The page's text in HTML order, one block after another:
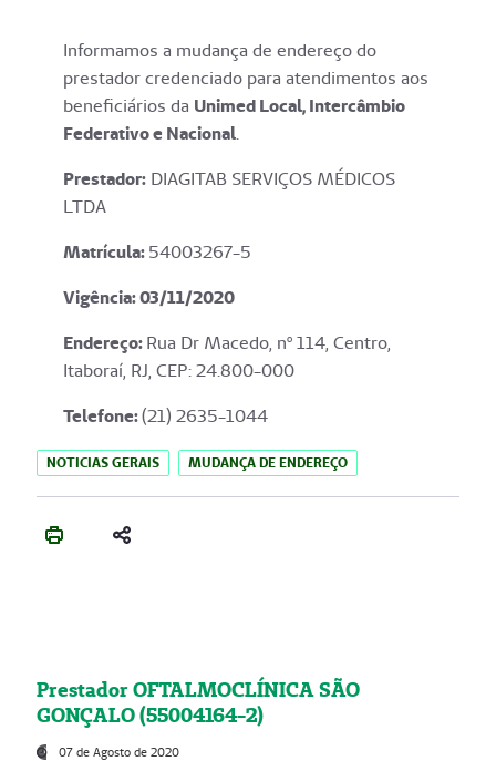
Informamos a mudança de endereço do
prestador credenciado para atendimentos aos
beneficiários da Unimed Local, Intercâmbio
Federativo e Nacional.
Prestador: DIAGITAB SERVIÇOS MÉDICOS
LTDA
Matrícula:54003267-5
Vigência: 03/11/2020
Endereço:Rua Dr Macedo, nº 114, Centro,
Itaboraí, RJ, CEP: 24.800-000
Telefone:(21) 2635-1044
NOTICIAS GERAIS MUDANÇA DE ENDEREÇO
Prestador OFTALMOCLÍNICA SÃO
GONÇALO (55004164-2)
07 de Agosto de 2020